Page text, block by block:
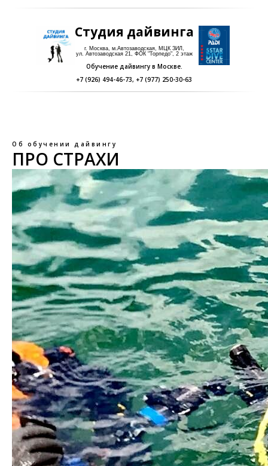
Студия дайвинга
г. Москва, м.Автозаводская, МЦК ЗИЛ,
ул. Автозаводская 21, ФОК "Торпедо", 2 этаж
Обучение дайвингу в Москве.
+7 (926) 494-46-73, +7 (977) 250-30-63
Об обучении дайвингу
ПРО СТРАХИ